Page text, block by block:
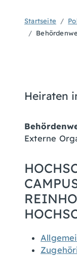
Startseite
Heiraten
Externe